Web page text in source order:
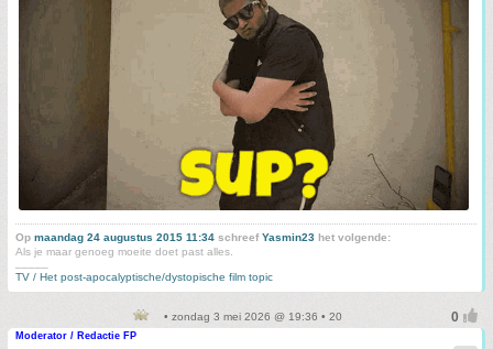
Op maandag 24 augustus 2015 11:34 schreefYasmin23 het volgende:
Als je maar genoeg moeite doet past alles.
TV / Het post-apocalyptische/dystopische film topic
• zondag 3 mei 2026 @ 19:36 • 20
Moderator / Redactie FP